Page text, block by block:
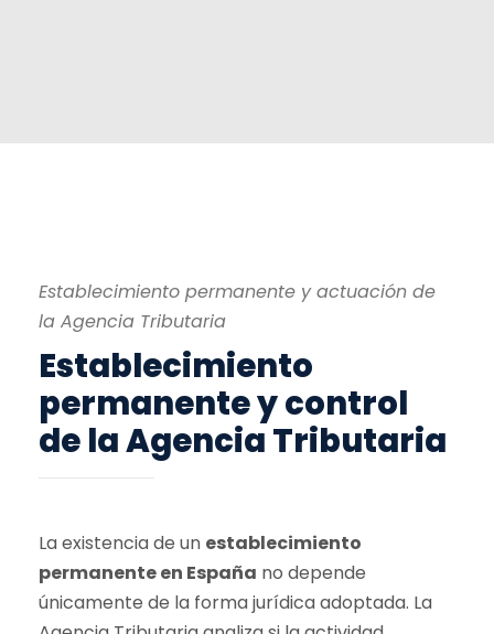
Establecimiento permanente y actuación de
la Agencia Tributaria
Establecimiento
permanente y control
de la Agencia Tributaria
La existencia de un establecimiento
permanente en España no depende
únicamente de la forma jurídica adoptada. La